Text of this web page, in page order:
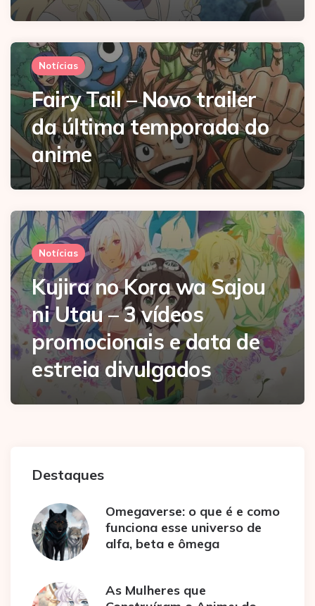
Notícias
Fairy Tail – Novo trailer
da última temporada do
anime
Notícias
Kujira no Kora wa Sajou
ni Utau – 3 vídeos
promocionais e data de
estreia divulgados
Destaques
Omegaverse: o que é e como
funciona esse universo de
alfa, beta e ômega
As Mulheres que